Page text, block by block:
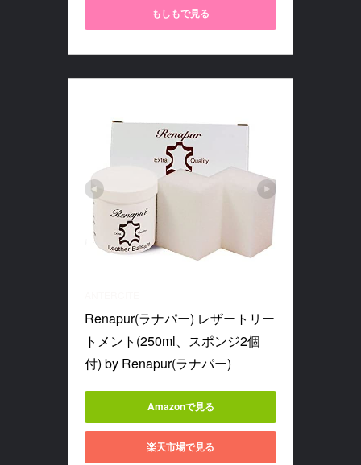
もしもで見る
Renapur(ラナパー) レザートリー
トメント(250ml、スポンジ2個
付) by Renapur(ラナパー)
Amazonで見る
楽天市場で見る